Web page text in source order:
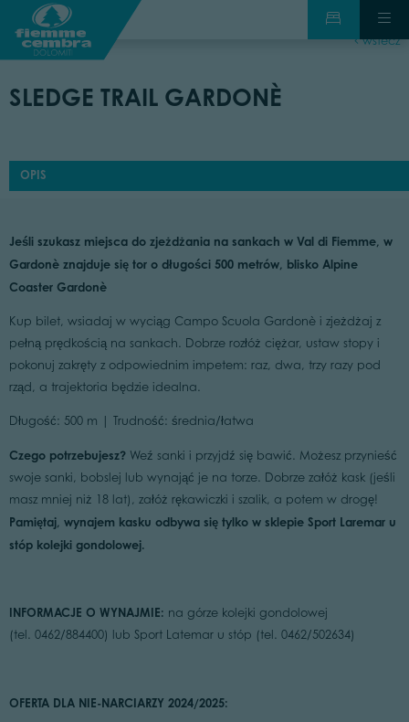
wstecz
SLEDGE TRAIL GARDONÈ
OPIS
Jeśli szukasz miejsca do zjeżdżania na sankach w Val di Fiemme, w
Gardonè znajduje się tor o długości 500 metrów, blisko Alpine
Coaster Gardonè
Kup bilet, wsiadaj w wyciąg Campo Scuola Gardonè i zjeżdżaj z
pełną prędkością na sankach. Dobrze rozłóż ciężar, ustaw stopy i
pokonuj zakręty z odpowiednim impetem: raz, dwa, trzy razy pod
rząd, a trajektoria będzie idealna.
Długość: 500 m | Trudność: średnia/łatwa
Czego potrzebujesz?Weź sanki i przyjdź się bawić. Możesz przynieść
swoje sanki, bobslej lub wynająć je na torze. Dobrze załóż kask (jeśli
masz mniej niż 18 lat), załóż rękawiczki i szalik, a potem w drogę!
Pamiętaj, wynajem kasku odbywa się tylko w sklepie Sport Laremar u
stóp kolejki gondolowej.
INFORMACJE O WYNAJMIE: na górze kolejki gondolowej
(tel. 0462/884400) lub Sport Latemar u stóp (tel. 0462/502634)
OFERTA DLA NIE-NARCIARZY 2024/2025: